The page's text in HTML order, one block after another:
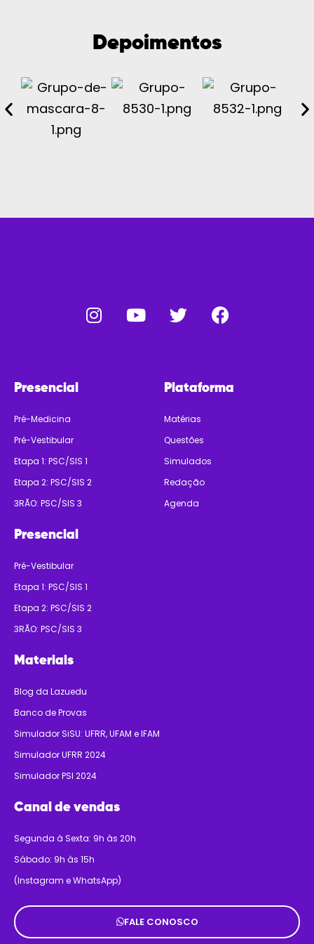
Depoimentos
Presencial
Pré-Medicina
Pré-Vestibular
Etapa 1: PSC/SIS 1
Etapa 2: PSC/SIS 2
3RÃO: PSC/SIS 3
Presencial
Pré-Vestibular
Etapa 1: PSC/SIS 1
Etapa 2: PSC/SIS 2
3RÃO: PSC/SIS 3
Plataforma
Matérias
Questões
Simulados
Redação
Agenda
Materiais
Blog da Lazuedu
Banco de Provas
Simulador SiSU: UFRR, UFAM e IFAM
Simulador UFRR 2024
Simulador PSI 2024
Canal de vendas
Segunda à Sexta: 9h às 20h
Sábado: 9h às 15h
(Instagram e WhatsApp)
FALE CONOSCO